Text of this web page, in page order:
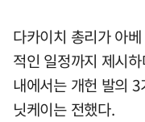
다카이치 총리가 아
적인 일정까지 제시
내에서는 개헌 발의
닛케이는 전했다.